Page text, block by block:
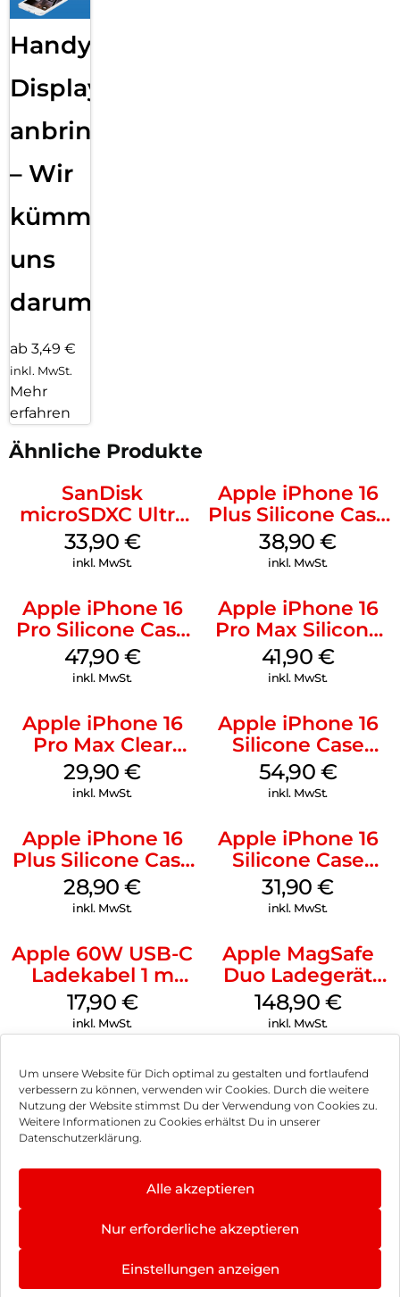
Um unsere Website für Dich optimal zu gestalten und fortlaufend
verbessern zu können, verwenden wir Cookies. Durch die weitere
Nutzung der Website stimmst Du der Verwendung von Cookies zu.
Weitere Informationen zu Cookies erhältst Du in unserer
Datenschutzerklärung.
Alle akzeptieren
Nur erforderliche akzeptieren
Einstellungen anzeigen
Handy
Displayfolie
anbringen
– Wir
kümmern
uns
darum!
ab 3,49 €
inkl. MwSt.
Mehr
erfahren
Ähnliche Produkte
SanDisk
microSDXC Ultra
128 GB + Adapter
Mobile
33,90 €
inkl. MwSt.
Apple iPhone 16
Plus Silicone Case
MagSafe Denim
38,90€
inkl. MwSt.
Apple iPhone 16
Pro Silicone Case
MagSafe Denim
47,90 €
inkl. MwSt.
Apple iPhone 16
Pro Max Silicone
Case MagSafe
Ultramarine
41,90 €
inkl. MwSt.
Apple iPhone 16
Pro Max Clear
Case MagSafe
Transparent
29,90€
inkl. MwSt.
Apple iPhone 16
Silicone Case
MagSafe Black
54,90 €
inkl. MwSt.
Apple iPhone 16
Plus Silicone Case
MagSafe Black
28,90€
inkl. MwSt.
Apple iPhone 16
Silicone Case
MagSafe Fuchsia
31,90€
inkl. MwSt.
Apple 60W USB-C
Ladekabel 1 m
Weiß
17,90 €
inkl. MwSt.
Apple MagSafe
Duo Ladegerät
Weiß
148,90 €
inkl. MwSt.
Impressum
Hinweis zur Batterieentsorgung
Newsletter